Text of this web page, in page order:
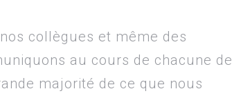
collègues et même des
au cours de chacune de
majorité de ce que nous